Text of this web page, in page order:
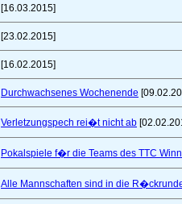
[16.03.2015]
[23.02.2015]
[16.02.2015]
Durchwachsenes Wochenende
Verletzungspech rei�t nicht ab
Pokalspiele f�r die Teams des TTC
Alle Mannschaften sind in die